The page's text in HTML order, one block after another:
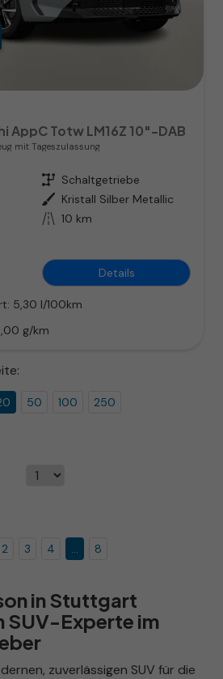
AppC Totw LM16Z 10"-DAB
mit Tageszulassung
Getriebe Schaltgetriebe
Außenfarbe Kristall Silber Metallic
Kilometerstand 10 km
Details
5,30 l/100km
g/km
50 100 250
2 3 4 ... 8
in Stuttgart
SUV-Experte im
zuverlässigen SUV für die